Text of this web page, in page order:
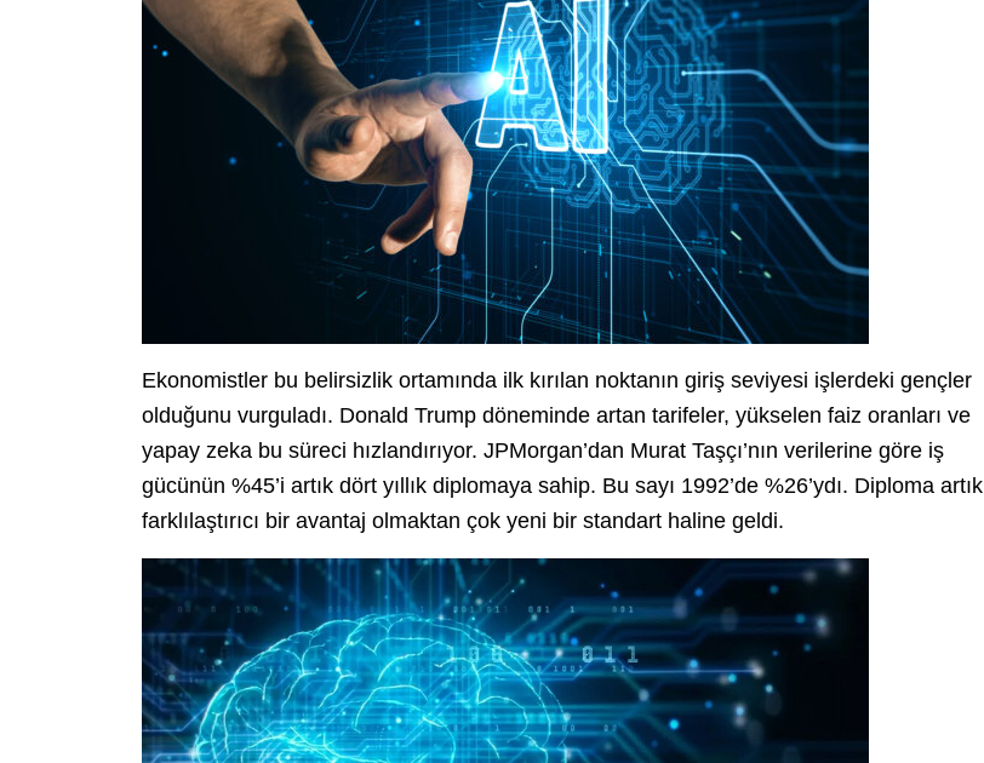
Ekonomistler bu belirsizlik ortamında ilk kırılan noktanın giriş seviyesi işlerdeki gençler
olduğunu vurguladı. Donald Trump döneminde artan tarifeler, yükselen faiz oranları ve
yapay zeka bu süreci hızlandırıyor. JPMorgan’dan Murat Taşçı’nın verilerine göre iş
gücünün %45’i artık dört yıllık diplomaya sahip. Bu sayı 1992’de %26’ydı. Diploma artık
farklılaştırıcı bir avantaj olmaktan çok yeni bir standart haline geldi.